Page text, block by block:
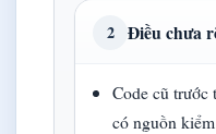
2 Điều chưa
Code cũ
có nguồn